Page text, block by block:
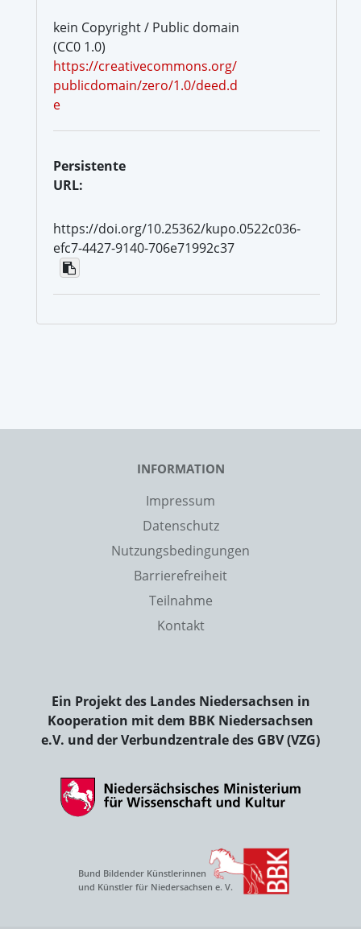
kein Copyright / Public domain
(CC0 1.0)
https://creativecommons.org/
publicdomain/zero/1.0/deed.d
e
Persistente
URL:
https://doi.org/10.25362/kupo.0522c036-
efc7-4427-9140-706e71992c37
INFORMATION
Impressum
Datenschutz
Nutzungsbedingungen
Barrierefreiheit
Teilnahme
Kontakt
Ein Projekt des Landes Niedersachsen in
Kooperation mit dem BBK Niedersachsen
e.V. und der Verbundzentrale des GBV (VZG)
Bund Bildender Künstlerinnen
und Künstler für Niedersachsen e. V.